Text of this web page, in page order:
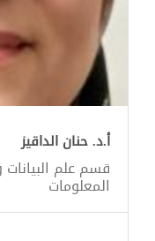
أ.د. حنان الداقيز
قسم علم
المعلومات